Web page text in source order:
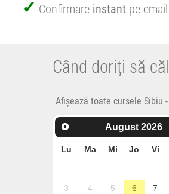
Confirmare instant pe email
Când doriți să
Afișează toate cursele Sibiu
August 2026
Lu Ma Mi Jo Vi
3
4 5 6 7